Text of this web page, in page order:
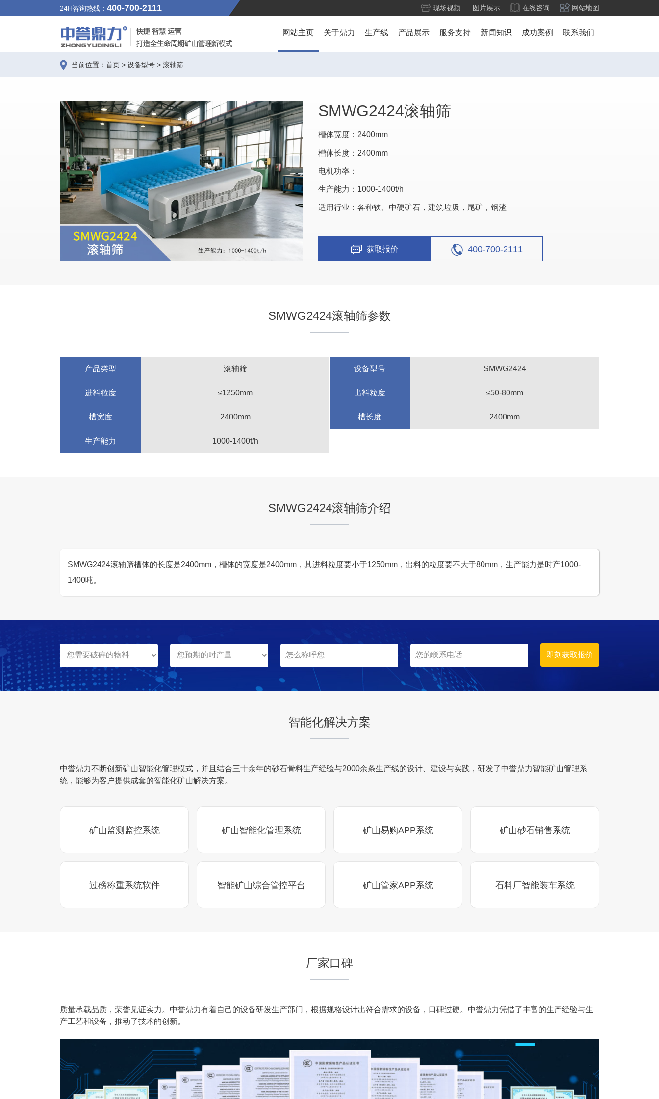
24H咨询热线： 400-700-2111 现场视频 图片展示 在线咨询 网站地图
网站主页 关于鼎力 生产线 产品展示 服务支持 新闻知识 成功案例 联系我们
当前位置： 首页 > 设备型号 > 滚轴筛
SMWG2424滚轴筛
槽体宽度：2400mm
槽体长度：2400mm
电机功率：
生产能力：1000-1400t/h
适用行业：各种软、中硬矿石，建筑垃圾，尾矿，钢渣
获取报价 400-700-2111
SMWG2424滚轴筛参数
产品类型 滚轴筛 设备型号 SMWG2424
进料粒度 ≤1250mm 出料粒度 ≤50-80mm
槽宽度 2400mm 槽长度 2400mm
生产能力 1000-1400t/h
SMWG2424滚轴筛介绍
SMWG2424滚轴筛槽体的长度是2400mm，槽体的宽度是2400mm，其进料粒度要小于1250mm，出料的粒度要不大于80mm，生产能力是时产1000-
1400吨。
智能化解决方案
中誉鼎力不断创新矿山智能化管理模式，并且结合三十余年的砂石骨料生产经验与2000余条生产线的设计、建设与实践，研发了中誉鼎力智能矿山管理系
统，能够为客户提供成套的智能化矿山解决方案。
矿山监测监控系统 矿山智能化管理系统 矿山易购APP系统 矿山砂石销售系统
过磅称重系统软件 智能矿山综合管控平台 矿山管家APP系统 石料厂智能装车系统
厂家口碑
质量承载品质，荣誉见证实力。中誉鼎力有着自己的设备研发生产部门，根据规格设计出符合需求的设备，口碑过硬。中誉鼎力凭借了丰富的生产经验与生
产工艺和设备，推动了技术的创新。